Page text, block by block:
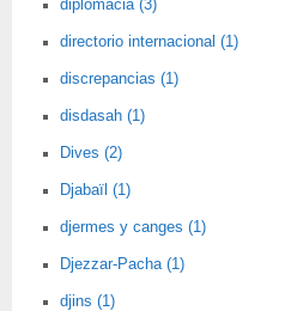
diplomacia (3)
directorio internacional (1)
discrepancias (1)
disdasah (1)
Dives (2)
Djabaïl (1)
djermes y canges (1)
Djezzar-Pacha (1)
djins (1)